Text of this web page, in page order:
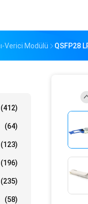
Verici Modülü QSFP28
(412)
(64)
(123)
(196)
(235)
(58)